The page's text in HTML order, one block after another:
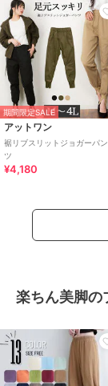
期間限定SALE
アットワン
裾リブスリットジョガーパン
ツ
¥4,180
楽ちん美脚の